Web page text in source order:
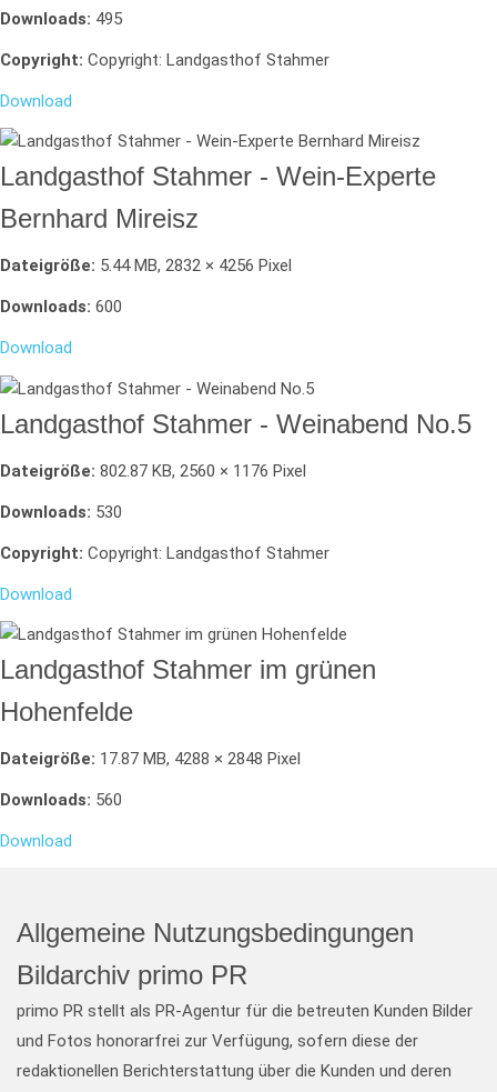
Downloads: 495
Copyright: Copyright: Landgasthof Stahmer
Download
Landgasthof Stahmer - Wein-Experte
Bernhard Mireisz
Dateigröße: 5.44 MB, 2832 × 4256 Pixel
Downloads: 600
Download
Landgasthof Stahmer - Weinabend No.5
Dateigröße: 802.87 KB, 2560 × 1176 Pixel
Downloads: 530
Copyright: Copyright: Landgasthof Stahmer
Download
Landgasthof Stahmer im grünen
Hohenfelde
Dateigröße: 17.87 MB, 4288 × 2848 Pixel
Downloads: 560
Download
Allgemeine Nutzungsbedingungen
Bildarchiv primo PR
primo PR stellt als PR-Agentur für die betreuten Kunden Bilder
und Fotos honorarfrei zur Verfügung, sofern diese der
redaktionellen Berichterstattung über die Kunden und deren